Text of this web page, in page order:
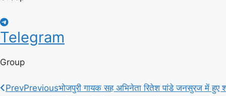
Telegram
Group
PrevPreviousभोजपुरी गायक सह अभिनेता रितेश पांडे जनसुरज में हुए